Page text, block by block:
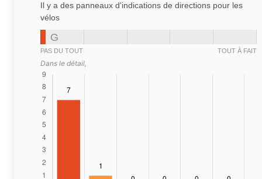
Il y a des panneaux d'indications de directions pour les
vélos
G
PAS DU TOUT TOUT À FAIT
Dans le détail,